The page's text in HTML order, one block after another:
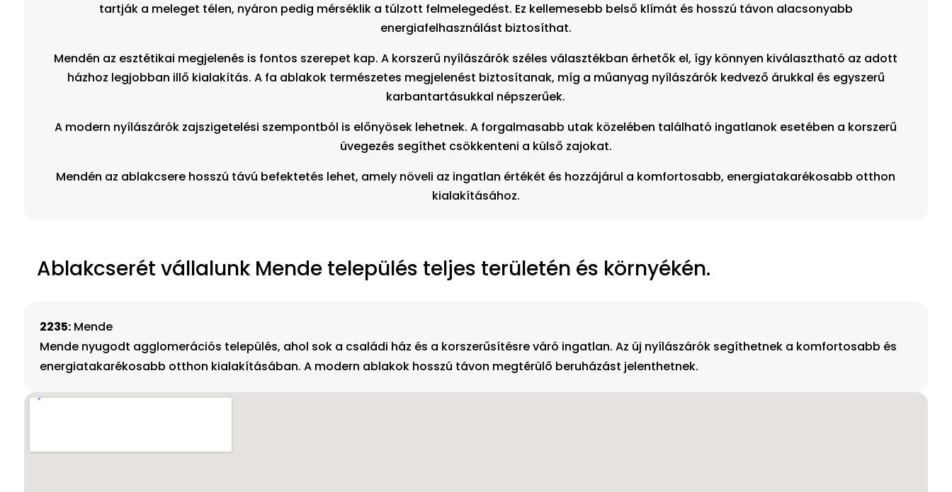
tartják a meleget télen, nyáron pedig mérséklik a túlzott felmelegedést. Ez kellemesebb belső klímát és hosszú távon alacsonyabb
energiafelhasználást biztosíthat.
Mendén az esztétikai megjelenés is fontos szerepet kap. A korszerű nyílászárók széles választékban érhetők el, így könnyen kiválasztható az adott
házhoz legjobban illő kialakítás. A fa ablakok természetes megjelenést biztosítanak, míg a műanyag nyílászárók kedvező árukkal és egyszerű
karbantartásukkal népszerűek.
A modern nyílászárók zajszigetelési szempontból is előnyösek lehetnek. A forgalmasabb utak közelében található ingatlanok esetében a korszerű
üvegezés segíthet csökkenteni a külső zajokat.
Mendén az ablakcsere hosszú távú befektetés lehet, amely növeli az ingatlan értékét és hozzájárul a komfortosabb, energiatakarékosabb otthon
kialakításához.
Ablakcserét vállalunk Mende település teljes területén és környékén.
2235:Mende
Mende nyugodt agglomerációs település, ahol sok a családi ház és a korszerűsítésre váró ingatlan. Az új nyílászárók segíthetnek a komfortosabb és
energiatakarékosabb otthon kialakításában. A modern ablakok hosszú távon megtérülő beruházást jelenthetnek.